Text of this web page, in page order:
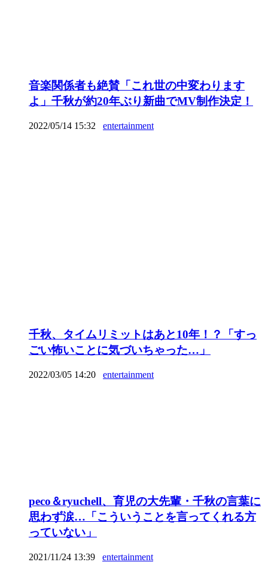
音楽関係者も絶賛「これ世の中変わります
よ」千秋が約20年ぶり新曲でMV制作決定！
2022/05/14 15:32 entertainment
千秋、タイムリミットはあと10年！？「すっ
ごい怖いことに気づいちゃった…」
2022/03/05 14:20 entertainment
peco＆ryuchell、育児の大先輩・千秋の言葉に
思わず涙…「こういうことを言ってくれる方
っていない」
2021/11/24 13:39 entertainment